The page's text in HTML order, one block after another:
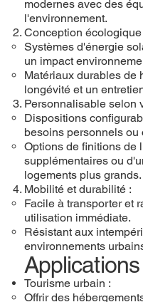
modernes avec des
l'environnement.
Conception
Systèmes d'énergie
un impact
Matériaux durables de
longévité et un
Personnalisable selon
Dispositions
besoins personnels ou
Options de finitions de
supplémentaires ou
logements plus grands.
Mobilité et durabilité :
Facile à transporter et
utilisation immédiate.
Résistant aux
environnements
Tourisme urbain :
Offrir des